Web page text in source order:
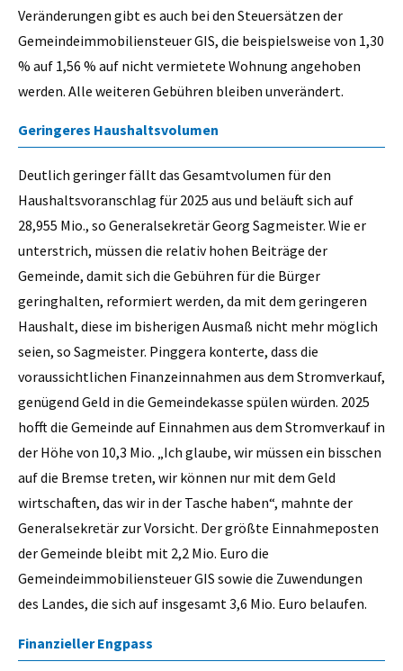
Veränderungen gibt es auch bei den Steuersätzen der
Gemeindeimmobiliensteuer GIS, die beispielsweise von 1,30
% auf 1,56 % auf nicht vermietete Wohnung angehoben
werden. Alle weiteren Gebühren bleiben unverändert.
Geringeres Haushaltsvolumen
Deutlich geringer fällt das Gesamtvolumen für den
Haushaltsvoranschlag für 2025 aus und beläuft sich auf
28,955 Mio., so Generalsekretär Georg Sagmeister. Wie er
unterstrich, müssen die relativ hohen Beiträge der
Gemeinde, damit sich die Gebühren für die Bürger
geringhalten, reformiert werden, da mit dem geringeren
Haushalt, diese im bisherigen Ausmaß nicht mehr möglich
seien, so Sagmeister. Pinggera konterte, dass die
voraussichtlichen Finanzeinnahmen aus dem Stromverkauf,
genügend Geld in die Gemeindekasse spülen würden. 2025
hofft die Gemeinde auf Einnahmen aus dem Stromverkauf in
der Höhe von 10,3 Mio. „Ich glaube, wir müssen ein bisschen
auf die Bremse treten, wir können nur mit dem Geld
wirtschaften, das wir in der Tasche haben“, mahnte der
Generalsekretär zur Vorsicht. Der größte Einnahmeposten
der Gemeinde bleibt mit 2,2 Mio. Euro die
Gemeindeimmobiliensteuer GIS sowie die Zuwendungen
des Landes, die sich auf insgesamt 3,6 Mio. Euro belaufen.
Finanzieller Engpass